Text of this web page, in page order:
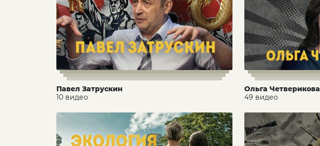
Павел Затрускин
10 видео
Ольга Четверикова
49 видео